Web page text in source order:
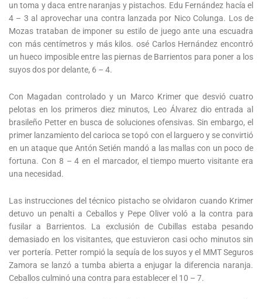
un toma y daca entre naranjas y pistachos. Edu Fernández hacía el
4 – 3 al aprovechar una contra lanzada por Nico Colunga. Los de
Mozas trataban de imponer su estilo de juego ante una escuadra
con más centímetros y más kilos. osé Carlos Hernández encontró
un hueco imposible entre las piernas de Barrientos para poner a los
suyos dos por delante, 6 – 4.
Con Magadan controlado y un Marco Krimer que desvió cuatro
pelotas en los primeros diez minutos, Leo Álvarez dio entrada al
brasileño Petter en busca de soluciones ofensivas. Sin embargo, el
primer lanzamiento del carioca se topó con el larguero y se convirtió
en un ataque que Antón Setién mandó a las mallas con un poco de
fortuna. Con 8 – 4 en el marcador, el tiempo muerto visitante era
una necesidad.
Las instrucciones del técnico pistacho se olvidaron cuando Krimer
detuvo un penalti a Ceballos y Pepe Oliver voló a la contra para
fusilar a Barrientos. La exclusión de Cubillas estaba pesando
demasiado en los visitantes, que estuvieron casi ocho minutos sin
ver portería. Petter rompió la sequía de los suyos y el MMT Seguros
Zamora se lanzó a tumba abierta a enjugar la diferencia naranja.
Ceballos culminó una contra para establecer el 10 – 7.